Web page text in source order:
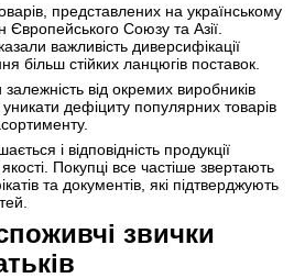
представлених на українському
Європейського Союзу та Азії.
важливість диверсифікації
більш стійких ланцюгів поставок.
залежність від окремих виробників
дефіциту популярних товарів
і відповідність продукції
Покупці все частіше звертають
та документів, які підтверджують
звички